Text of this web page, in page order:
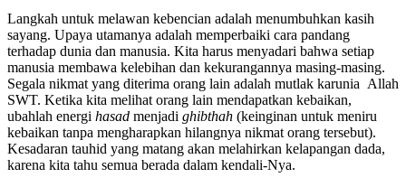
Langkah untuk melawan kebencian adalah menumbuhkan kasih
sayang. Upaya utamanya adalah memperbaiki cara pandang
terhadap dunia dan manusia. Kita harus menyadari bahwa setiap
manusia membawa kelebihan dan kekurangannya masing-masing.
Segala nikmat yang diterima orang lain adalah mutlak karunia Allah
SWT. Ketika kita melihat orang lain mendapatkan kebaikan,
ubahlah energi hasad menjadi ghibthah (keinginan untuk meniru
kebaikan tanpa mengharapkan hilangnya nikmat orang tersebut).
Kesadaran tauhid yang matang akan melahirkan kelapangan dada,
karena kita tahu semua berada dalam kendali-Nya.